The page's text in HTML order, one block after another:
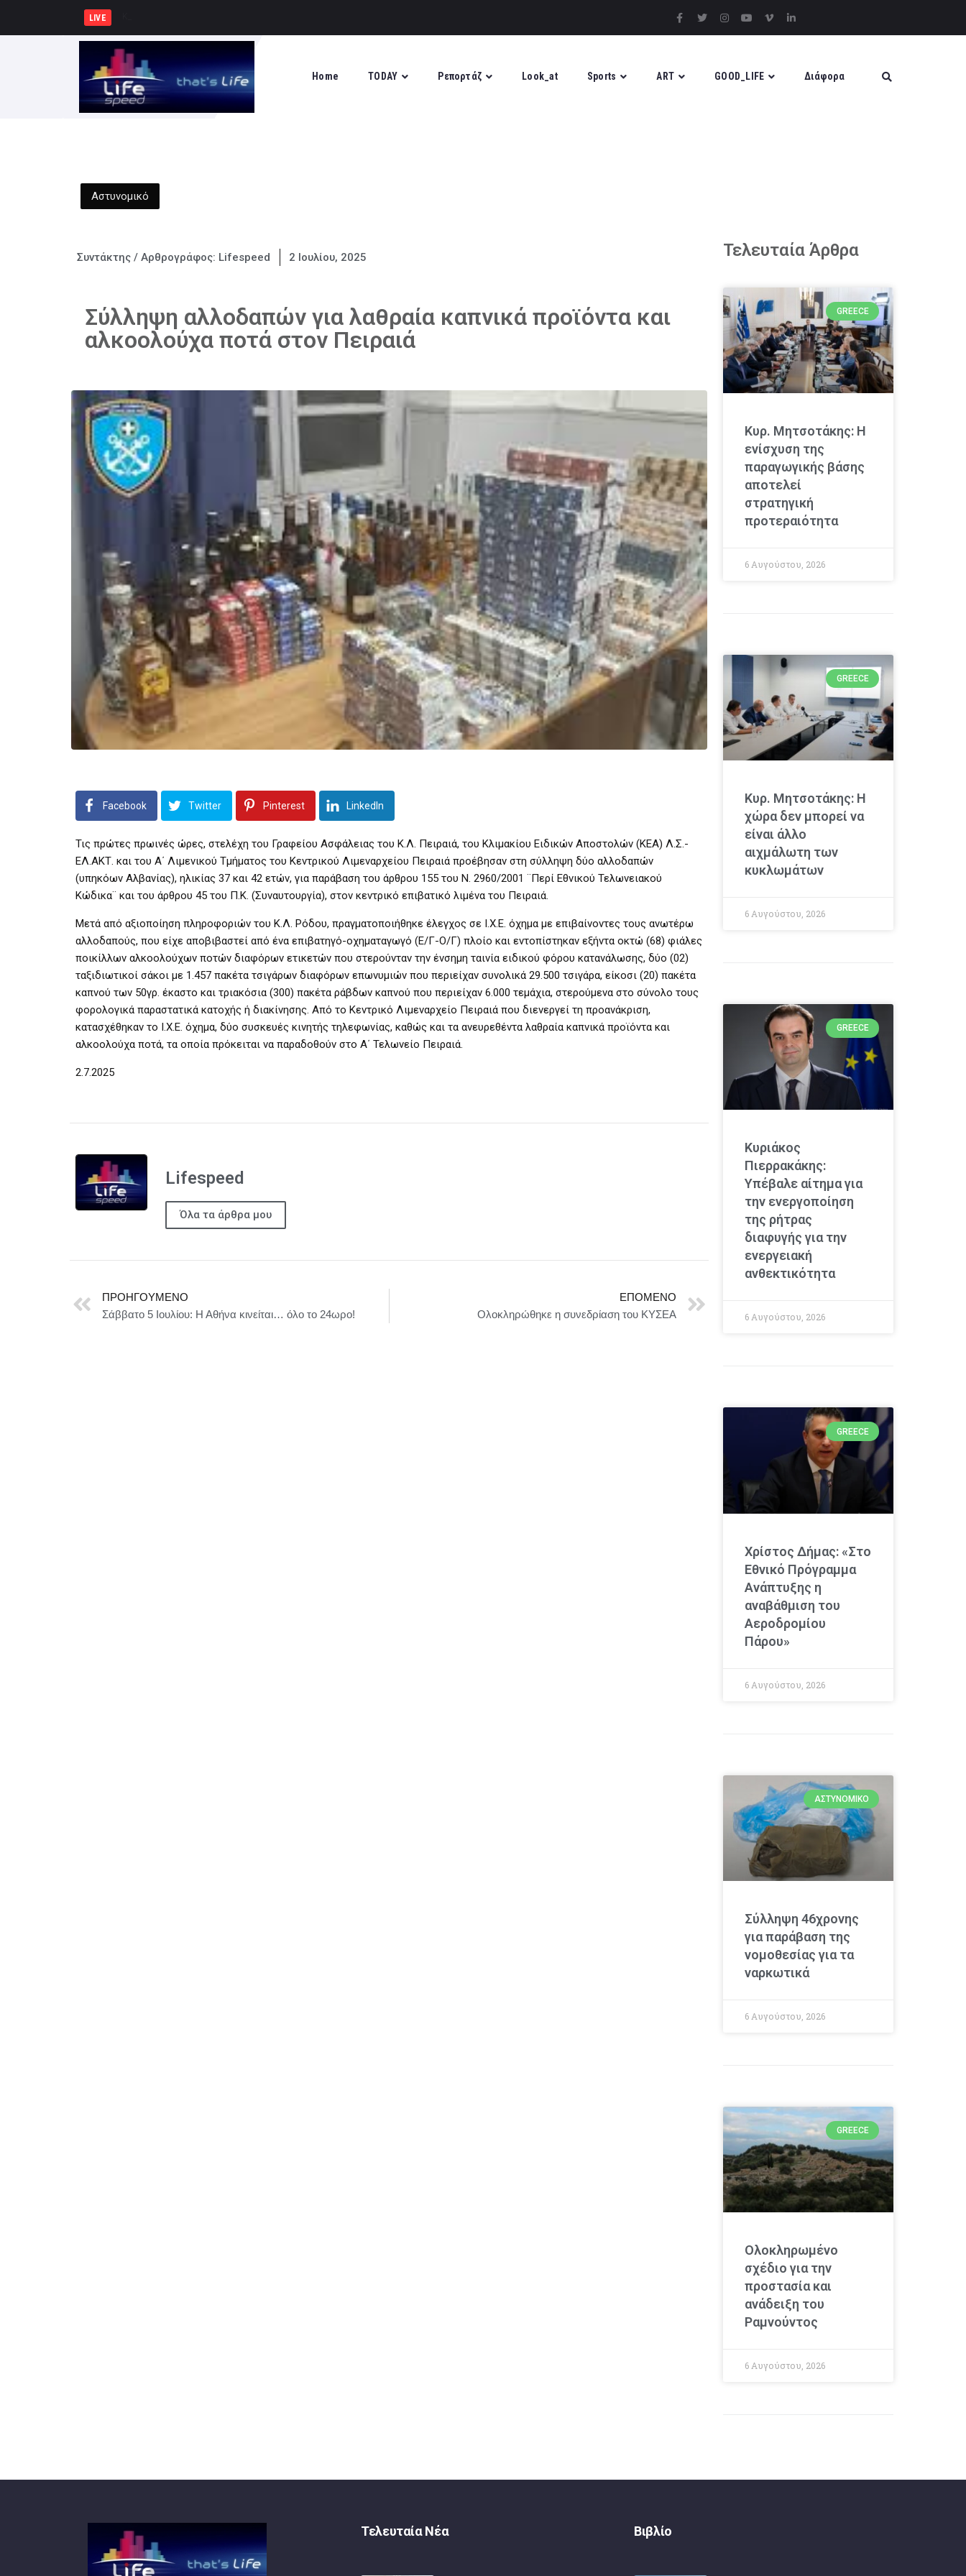
LIVE
Home TODAY Ρεπορτάζ Look_at Sports ART GOOD_LIFE Διάφορα
Αστυνομικό
Συντάκτης / Αρθρογράφος: Lifespeed 2 Ιουλίου, 2025
Σύλληψη αλλοδαπών για λαθραία καπνικά προϊόντα και
αλκοολούχα ποτά στον Πειραιά
Facebook Twitter Pinterest LinkedIn
Τις πρώτες πρωινές ώρες, στελέχη του Γραφείου Ασφάλειας του Κ.Λ. Πειραιά, του Κλιμακίου Ειδικών Αποστολών (ΚΕΑ) Λ.Σ.-
ΕΛ.ΑΚΤ. και του Α΄ Λιμενικού Τμήματος του Κεντρικού Λιμεναρχείου Πειραιά προέβησαν στη σύλληψη δύο αλλοδαπών
(υπηκόων Αλβανίας), ηλικίας 37 και 42 ετών, για παράβαση του άρθρου 155 του Ν. 2960/2001 ¨Περί Εθνικού Τελωνειακού
Κώδικα¨ και του άρθρου 45 του Π.Κ. (Συναυτουργία), στον κεντρικό επιβατικό λιμένα του Πειραιά.
Mετά από αξιοποίηση πληροφοριών του Κ.Λ. Ρόδου, πραγματοποιήθηκε έλεγχος σε Ι.Χ.Ε. όχημα με επιβαίνοντες τους ανωτέρω
αλλοδαπούς, που είχε αποβιβαστεί από ένα επιβατηγό-οχηματαγωγό (Ε/Γ-Ο/Γ) πλοίο και εντοπίστηκαν εξήντα οκτώ (68) φιάλες
ποικίλλων αλκοολούχων ποτών διαφόρων ετικετών που στερούνταν την ένσημη ταινία ειδικού φόρου κατανάλωσης, δύο (02)
ταξιδιωτικοί σάκοι με 1.457 πακέτα τσιγάρων διαφόρων επωνυμιών που περιείχαν συνολικά 29.500 τσιγάρα, είκοσι (20) πακέτα
καπνού των 50γρ. έκαστο και τριακόσια (300) πακέτα ράβδων καπνού που περιείχαν 6.000 τεμάχια, στερούμενα στο σύνολο τους
φορολογικά παραστατικά κατοχής ή διακίνησης. Από το Κεντρικό Λιμεναρχείο Πειραιά που διενεργεί τη προανάκριση,
κατασχέθηκαν το Ι.Χ.Ε. όχημα, δύο συσκευές κινητής τηλεφωνίας, καθώς και τα ανευρεθέντα λαθραία καπνικά προϊόντα και
αλκοολούχα ποτά, τα οποία πρόκειται να παραδοθούν στο Α΄ Τελωνείο Πειραιά.
2.7.2025
Lifespeed
Όλα τα άρθρα μου
ΠΡΟΗΓΟΎΜΕΝΟ
Σάββατο 5 Ιουλίου: Η Αθήνα κινείται… όλο το 24ωρο!
ΕΠΌΜΕΝΟ
Ολοκληρώθηκε η συνεδρίαση του ΚΥΣΕΑ
Τελευταία Άρθρα
GREECE
Κυρ. Μητσοτάκης: Η
ενίσχυση της
παραγωγικής βάσης
αποτελεί
στρατηγική
προτεραιότητα
6 Αυγούστου, 2026
GREECE
Κυρ. Μητσοτάκης: Η
χώρα δεν μπορεί να
είναι άλλο
αιχμάλωτη των
κυκλωμάτων
6 Αυγούστου, 2026
GREECE
Κυριάκος
Πιερρακάκης:
Υπέβαλε αίτημα για
την ενεργοποίηση
της ρήτρας
διαφυγής για την
ενεργειακή
ανθεκτικότητα
6 Αυγούστου, 2026
GREECE
Χρίστος Δήμας: «Στο
Εθνικό Πρόγραμμα
Ανάπτυξης η
αναβάθμιση του
Αεροδρομίου
Πάρου»
6 Αυγούστου, 2026
ΑΣΤΥΝΟΜΙΚΌ
Σύλληψη 46χρονης
για παράβαση της
νομοθεσίας για τα
ναρκωτικά
6 Αυγούστου, 2026
GREECE
Ολοκληρωμένο
σχέδιο για την
προστασία και
ανάδειξη του
Ραμνούντος
6 Αυγούστου, 2026
Τελευταία Νέα Βιβλίο